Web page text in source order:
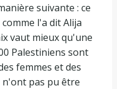
suivante : ce
l'a dit Alija
vaut mieux qu'une
Palestiniens sont
femmes et des
n'ont pas pu être